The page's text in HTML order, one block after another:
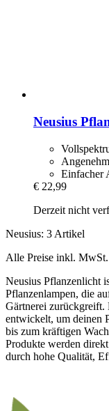
Neusius
Einfacher
€ 22,99
Derzeit nicht
Neusius: 3 Artikel
Alle Preise inkl. MwSt.
Neusius Pflanzenlicht
Pflanzenlampen, die
Gärtnerei
entwickelt, um deinen
bis zum kräftigen
Produkte werden
durch hohe Qualität,